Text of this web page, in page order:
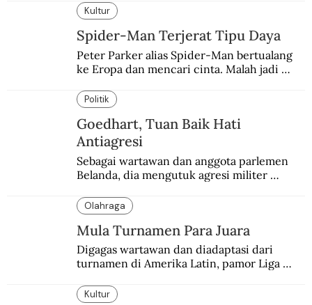
pengungkapan kebenaran.
Kultur
Spider-Man Terjerat Tipu Daya
Peter Parker alias Spider-Man bertualang
ke Eropa dan mencari cinta. Malah jadi
Politik
Goedhart, Tuan Baik Hati
Antiagresi
Sebagai wartawan dan anggota parlemen
Belanda, dia mengutuk agresi militer
edan dan sia-sia.
Olahraga
Mula Turnamen Para Juara
Digagas wartawan dan diadaptasi dari
turnamen di Amerika Latin, pamor Liga
Dunia.
Kultur